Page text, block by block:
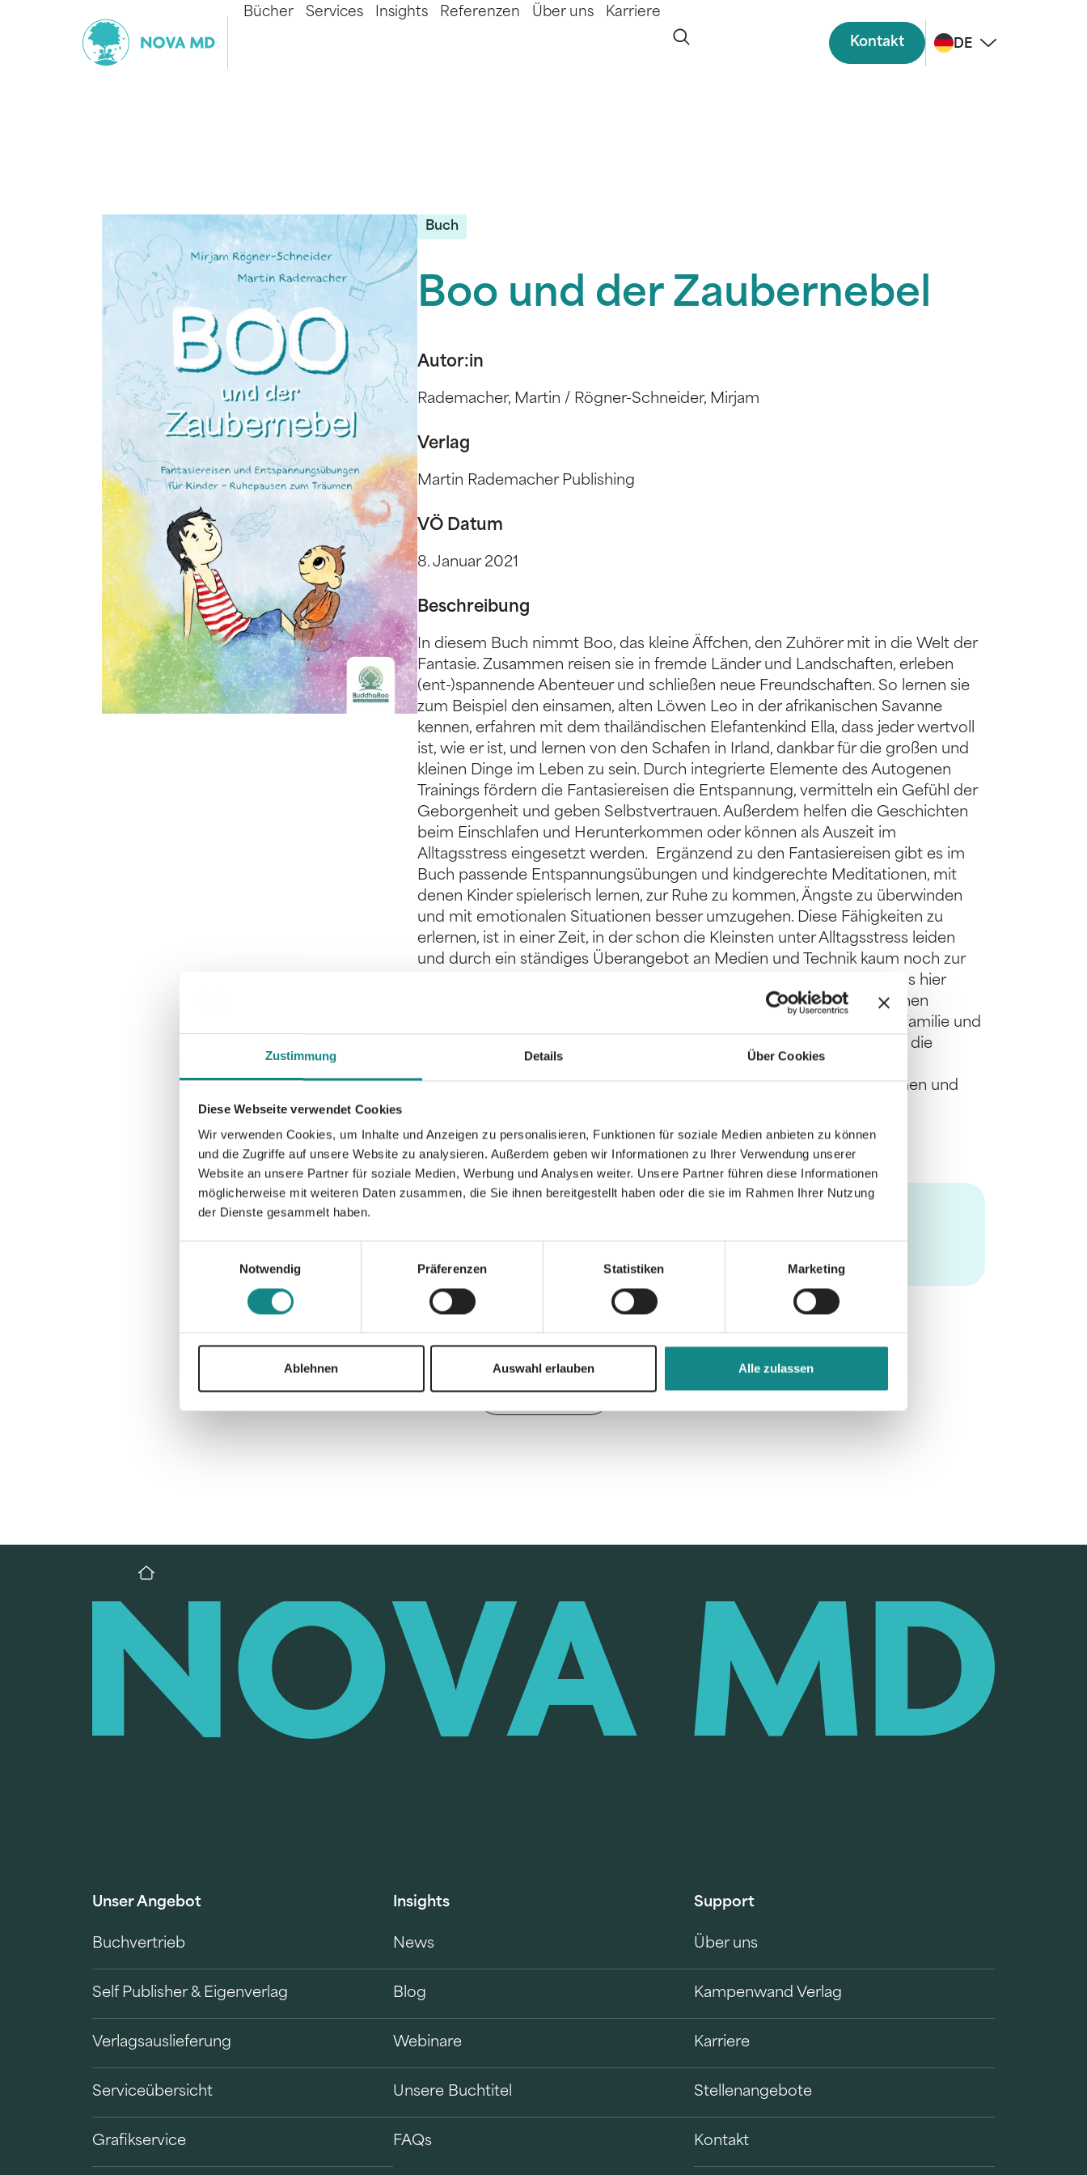
Zustimmung Details Über Cookies
Diese Webseite verwendet Cookies
Wir verwenden Cookies, um Inhalte und Anzeigen zu personalisieren, Funktionen für soziale Medien anbieten zu können
und die Zugriffe auf unsere Website zu analysieren. Außerdem geben wir Informationen zu Ihrer Verwendung unserer
Website an unsere Partner für soziale Medien, Werbung und Analysen weiter. Unsere Partner führen diese Informationen
möglicherweise mit weiteren Daten zusammen, die Sie ihnen bereitgestellt haben oder die sie im Rahmen Ihrer Nutzung
der Dienste gesammelt haben.
Notwendig
Präferenzen Statistiken Marketing
Ablehnen Auswahl erlauben Alle zulassen
Bücher Services Insights Referenzen Über uns Karriere
Kontakt DE
Buch
Boo und der Zaubernebel
Autor:in
Rademacher, Martin / Rögner-Schneider, Mirjam
Verlag
Martin Rademacher Publishing
VÖ Datum
8. Januar 2021
Beschreibung
In diesem Buch nimmt Boo, das kleine Äffchen, den Zuhörer mit in die Welt der
Fantasie. Zusammen reisen sie in fremde Länder und Landschaften, erleben
(ent-)spannende Abenteuer und schließen neue Freundschaften. So lernen sie
zum Beispiel den einsamen, alten Löwen Leo in der afrikanischen Savanne
kennen, erfahren mit dem thailändischen Elefantenkind Ella, dass jeder wertvoll
ist, wie er ist, und lernen von den Schafen in Irland, dankbar für die großen und
kleinen Dinge im Leben zu sein. Durch integrierte Elemente des Autogenen
Trainings fördern die Fantasiereisen die Entspannung, vermitteln ein Gefühl der
Geborgenheit und geben Selbstvertrauen. Außerdem helfen die Geschichten
beim Einschlafen und Herunterkommen oder können als Auszeit im
Alltagsstress eingesetzt werden. Ergänzend zu den Fantasiereisen gibt es im
Buch passende Entspannungsübungen und kindgerechte Meditationen, mit
denen Kinder spielerisch lernen, zur Ruhe zu kommen, Ängste zu überwinden
und mit emotionalen Situationen besser umzugehen. Diese Fähigkeiten zu
erlernen, ist in einer Zeit, in der schon die Kleinsten unter Alltagsstress leiden
und durch ein ständiges Überangebot an Medien und Technik kaum noch zur
Ruhe kommen, von enormer Bedeutung. Aktuelle Studien zeigen, dass hier
Achtsamkeit, Meditation und Autogenes Training helfen und somit einen
positiven Einfluss auf das Leben der Kinder, aber auch auf die ganze Familie und
das soziale Umfeld haben können. Dieses Buch richtet sich an Kinder, die
gestresst vom Alltag oder der Schule sind. An Kinder, die Ängste und
Unsicherheiten erleben. Aber auch an Kinder, die einfach gerne träumen und
PDF
Zur Übersicht
Unser Angebot
Buchvertrieb
Self Publisher & Eigenverlag
Verlagsauslieferung
Serviceübersicht
Grafikservice
Insights
News
Blog
Webinare
Unsere Buchtitel
FAQs
Support
Über uns
Kampenwand Verlag
Karriere
Stellenangebote
Kontakt